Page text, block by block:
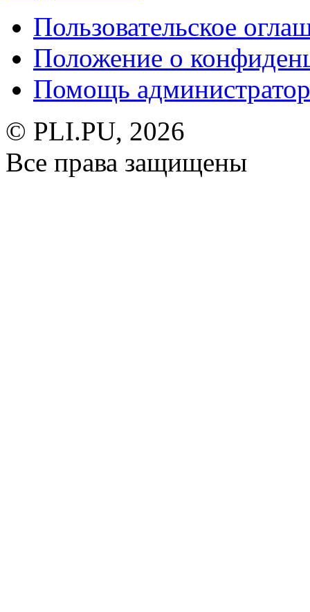
Пользовательское
Положение о
Помощь
© PLI.PU, 2026
Все права защищены